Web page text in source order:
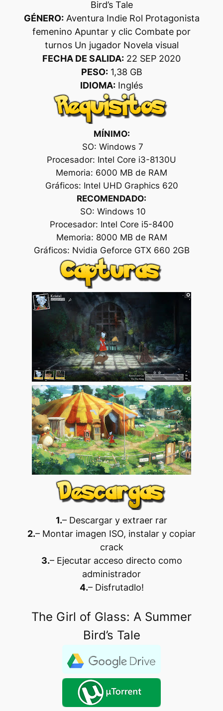
Bird’s Tale
GÉNERO:Aventura Indie Rol Protagonista
femenino Apuntar y clic Combate por
turnos Un jugador Novela visual
FECHA DE SALIDA: 22 SEP 2020
PESO:1,38 GB
IDIOMA: Inglés
MÍNIMO:
SO: Windows 7
Procesador: Intel Core i3-8130U
Memoria: 6000 MB de RAM
Gráficos: Intel UHD Graphics 620
RECOMENDADO:
SO: Windows 10
Procesador: Intel Core i5-8400
Memoria: 8000 MB de RAM
Gráficos: Nvidia Geforce GTX 660 2GB
1.– Descargar y extraer rar
2.– Montar imagen ISO, instalar y copiar
crack
3.– Ejecutar acceso directo como
administrador
4.– Disfrutadlo!
The Girl of Glass: A Summer
Bird’s Tale